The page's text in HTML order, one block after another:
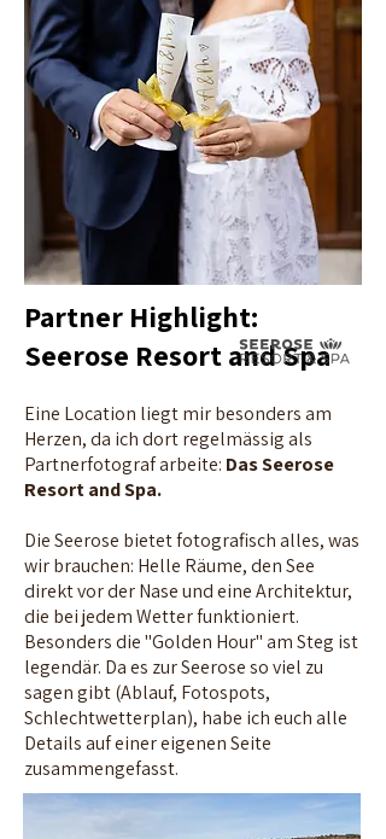
Partner Highlight:
Seerose Resort and Spa
Eine Location liegt mir besonders am
Herzen, da ich dort regelmässig als
Partnerfotograf arbeite: Das Seerose
Resort and Spa.
Die Seerose bietet fotografisch alles, was
wir brauchen: Helle Räume, den See
direkt vor der Nase und eine Architektur,
die bei jedem Wetter funktioniert.
Besonders die "Golden Hour" am Steg ist
legendär. Da es zur Seerose so viel zu
sagen gibt (Ablauf, Fotospots,
Schlechtwetterplan), habe ich euch alle
Details auf einer eigenen Seite
zusammengefasst.